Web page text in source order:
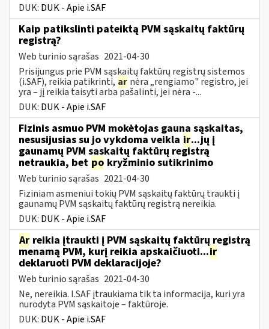
DUK: DUK - Apie i.SAF
Kaip patikslinti pateiktą PVM sąskaitų faktūrų
registrą?
Web turinio sąrašas 2021-04-30
Prisijungus prie PVM sąskaitų faktūrų registrų sistemos
(i.SAF), reikia patikrinti, ar nėra „rengiamo" registro, jei
yra – jį reikia taisyti arba pašalinti, jei nėra -...
DUK: DUK - Apie i.SAF
Fizinis asmuo PVM mokėtojas gauna sąskaitas,
nesusijusias su jo vykdoma veikla ir...jų į
gaunamų PVM sąskaitų faktūrų registrą
netraukia, bet po kryžminio sutikrinimo
Web turinio sąrašas 2021-04-30
Fiziniam asmeniui tokių PVM sąskaitų faktūrų traukti į
gaunamų PVM sąskaitų faktūrų registrą nereikia.
DUK: DUK - Apie i.SAF
Ar reikia įtraukti į PVM sąskaitų faktūrų registrą
menamą PVM, kurį reikia apskaičiuoti...ir
deklaruoti PVM deklaracijoje?
Web turinio sąrašas 2021-04-30
Ne, nereikia. I.SAF įtraukiama tik ta informacija, kuri yra
nurodyta PVM sąskaitoje – faktūroje.
DUK: DUK - Apie i.SAF